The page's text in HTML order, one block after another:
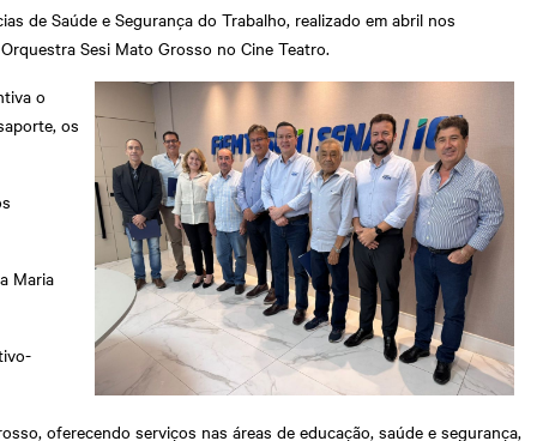
de Saúde e Segurança do Trabalho, realizado em abril nos
Sesi Mato Grosso no Cine Teatro.
o
os
Maria
oferecendo serviços nas áreas de educação, saúde e segurança,